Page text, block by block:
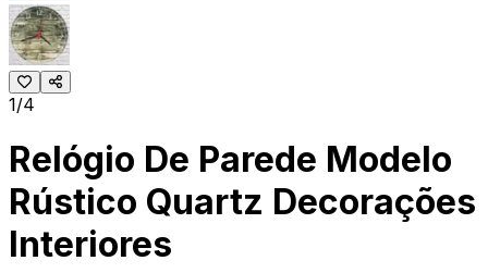
1/4
Relógio De Parede Modelo
Rústico Quartz Decorações
Interiores